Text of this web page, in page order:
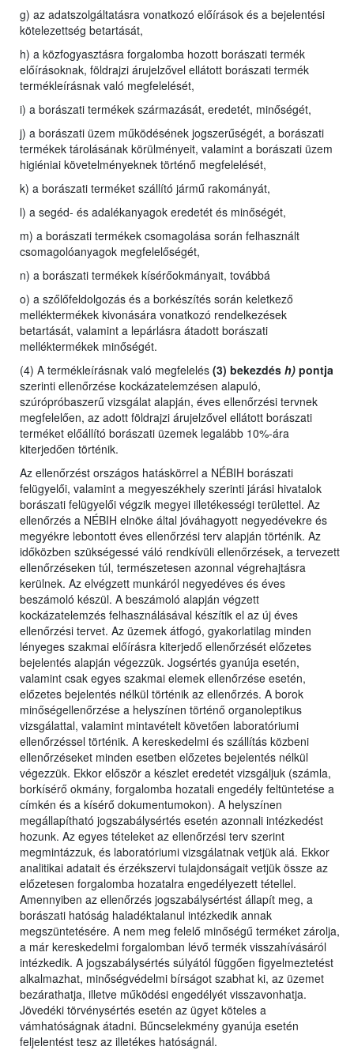
g) az adatszolgáltatásra vonatkozó előírások és a bejelentési
kötelezettség betartását,
h) a közfogyasztásra forgalomba hozott borászati termék
előírásoknak, földrajzi árujelzővel ellátott borászati termék
termékleírásnak való megfelelését,
i) a borászati termékek származását, eredetét, minőségét,
j) a borászati üzem működésének jogszerűségét, a borászati
termékek tárolásának körülményeit, valamint a borászati üzem
higiéniai követelményeknek történő megfelelését,
k) a borászati terméket szállító jármű rakományát,
l) a segéd- és adalékanyagok eredetét és minőségét,
m) a borászati termékek csomagolása során felhasznált
csomagolóanyagok megfelelőségét,
n) a borászati termékek kísérőokmányait, továbbá
o) a szőlőfeldolgozás és a borkészítés során keletkező
melléktermékek kivonására vonatkozó rendelkezések
betartását, valamint a lepárlásra átadott borászati
melléktermékek minőségét.
(4) A termékleírásnak való megfelelés (3) bekezdés h) pontja
szerinti ellenőrzése kockázatelemzésen alapuló,
szúrópróbaszerű vizsgálat alapján, éves ellenőrzési tervnek
megfelelően, az adott földrajzi árujelzővel ellátott borászati
terméket előállító borászati üzemek legalább 10%-ára
kiterjedően történik.
Az ellenőrzést országos hatáskörrel a NÉBIH borászati
felügyelői, valamint a megyeszékhely szerinti járási hivatalok
borászati felügyelői végzik megyei illetékességi területtel. Az
ellenőrzés a NÉBIH elnöke által jóváhagyott negyedévekre és
megyékre lebontott éves ellenőrzési terv alapján történik. Az
időközben szükségessé váló rendkívüli ellenőrzések, a tervezett
ellenőrzéseken túl, természetesen azonnal végrehajtásra
kerülnek. Az elvégzett munkáról negyedéves és éves
beszámoló készül. A beszámoló alapján végzett
kockázatelemzés felhasználásával készítik el az új éves
ellenőrzési tervet. Az üzemek átfogó, gyakorlatilag minden
lényeges szakmai előírásra kiterjedő ellenőrzését előzetes
bejelentés alapján végezzük. Jogsértés gyanúja esetén,
valamint csak egyes szakmai elemek ellenőrzése esetén,
előzetes bejelentés nélkül történik az ellenőrzés. A borok
minőségellenőrzése a helyszínen történő organoleptikus
vizsgálattal, valamint mintavételt követően laboratóriumi
ellenőrzéssel történik. A kereskedelmi és szállítás közbeni
ellenőrzéseket minden esetben előzetes bejelentés nélkül
végezzük. Ekkor először a készlet eredetét vizsgáljuk (számla,
borkísérő okmány, forgalomba hozatali engedély feltüntetése a
címkén és a kísérő dokumentumokon). A helyszínen
megállapítható jogszabálysértés esetén azonnali intézkedést
hozunk. Az egyes tételeket az ellenőrzési terv szerint
megmintázzuk, és laboratóriumi vizsgálatnak vetjük alá. Ekkor
analitikai adatait és érzékszervi tulajdonságait vetjük össze az
előzetesen forgalomba hozatalra engedélyezett tétellel.
Amennyiben az ellenőrzés jogszabálysértést állapít meg, a
borászati hatóság haladéktalanul intézkedik annak
megszüntetésére. A nem meg felelő minőségű terméket zárolja,
a már kereskedelmi forgalomban lévő termék visszahívásáról
intézkedik. A jogszabálysértés súlyától függően figyelmeztetést
alkalmazhat, minőségvédelmi bírságot szabhat ki, az üzemet
bezárathatja, illetve működési engedélyét visszavonhatja.
Jövedéki törvénysértés esetén az ügyet köteles a
vámhatóságnak átadni. Bűncselekmény gyanúja esetén
feljelentést tesz az illetékes hatóságnál.